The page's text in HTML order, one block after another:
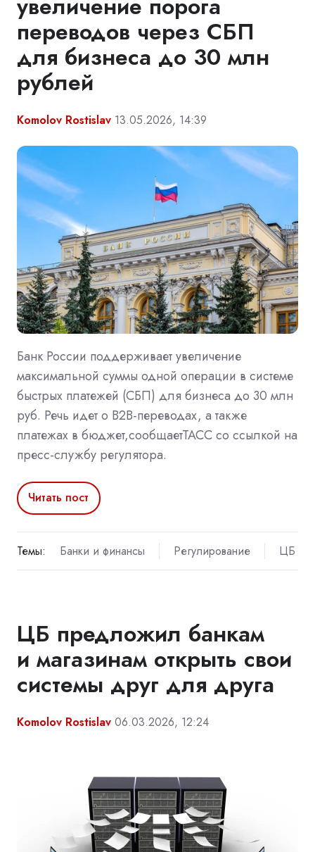
переводов через СБП
для бизнеса до 30 млн
рублей
Komolov Rostislav 13.05.2026, 14:39
Банк России поддерживает увеличение
максимальной суммы одной операции в системе
быстрых платежей (СБП) для бизнеса до 30 млн
руб. Речь идет о B2B-переводах, а также
платежах в бюджет,сообщаетТАСС со ссылкой на
пресс-службу регулятора.
Читать пост
Темы: Банки и финансы Регулирование ЦБ
ЦБ предложил банкам
и магазинам открыть свои
системы друг для друга
Komolov Rostislav 06.03.2026, 12:24